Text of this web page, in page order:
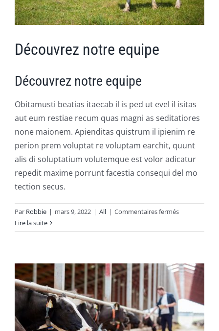
Découvrez notre equipe
Découvrez notre equipe
Obitamusti beatias itaecab il is ped ut evel il isitas
aut eum restiae recum quas magni as seditatiores
none maionem. Apienditas quistrum il ipienim re
perion prem voluptat re voluptam earchit, quunt
alis di soluptatium volutemque est volor adicatur
repedit maxime porrunt facestia consequi del mo
tection secus.
Par Robbie | mars 9, 2022 | All | Commentaires ferméssur
notre
Lire la suite